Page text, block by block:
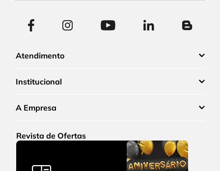
Atendimento
Institucional
A Empresa
Revista de Ofertas